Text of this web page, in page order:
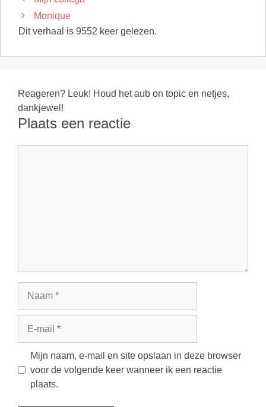
Monique
Dit verhaal is 9552 keer gelezen.
Reageren? Leuk! Houd het aub on topic en netjes,
dankjewel!
Plaats een reactie
Mijn naam, e-mail en site opslaan in deze browser
voor de volgende keer wanneer ik een reactie
plaats.